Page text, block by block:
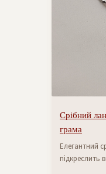
Срібний
грама
Елегантний
підкреслить